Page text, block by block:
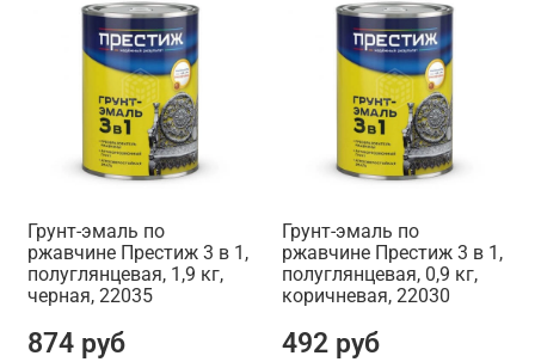
Грунт-эмаль по
ржавчине Престиж 3 в 1,
полуглянцевая, 1,9 кг,
черная, 22035
874 руб
Грунт-эмаль по
ржавчине Престиж 3 в 1,
полуглянцевая, 0,9 кг,
коричневая, 22030
492 руб